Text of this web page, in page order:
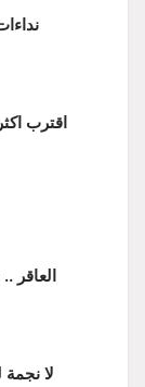
اقترب
العاقر
لا